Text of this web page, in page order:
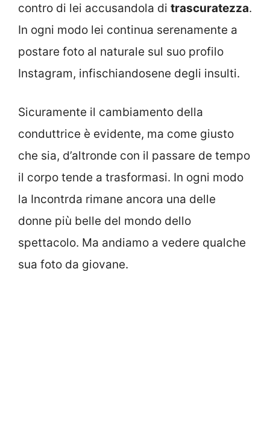
contro di lei accusandola di trascuratezza.
In ogni modo lei continua serenamente a
postare foto al naturale sul suo profilo
Instagram, infischiandosene degli insulti.
Sicuramente il cambiamento della
conduttrice è evidente, ma come giusto
che sia, d’altronde con il passare de tempo
il corpo tende a trasformasi. In ogni modo
la Incontrda rimane ancora una delle
donne più belle del mondo dello
spettacolo. Ma andiamo a vedere qualche
sua foto da giovane.